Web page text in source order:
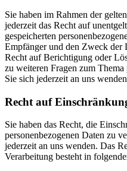
Sie haben im Rahmen der
jederzeit das Recht auf
gespeicherten
Empfänger und den Zweck der
Recht auf Berichtigung oder
zu weiteren Fragen zum
Sie sich jederzeit an uns
Recht auf
Sie haben das Recht, die
personenbezogenen Daten zu
jederzeit an uns wenden. Das
Verarbeitung besteht in